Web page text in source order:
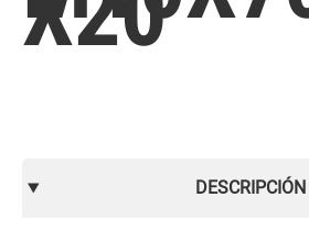
DESCRIPCIÓN